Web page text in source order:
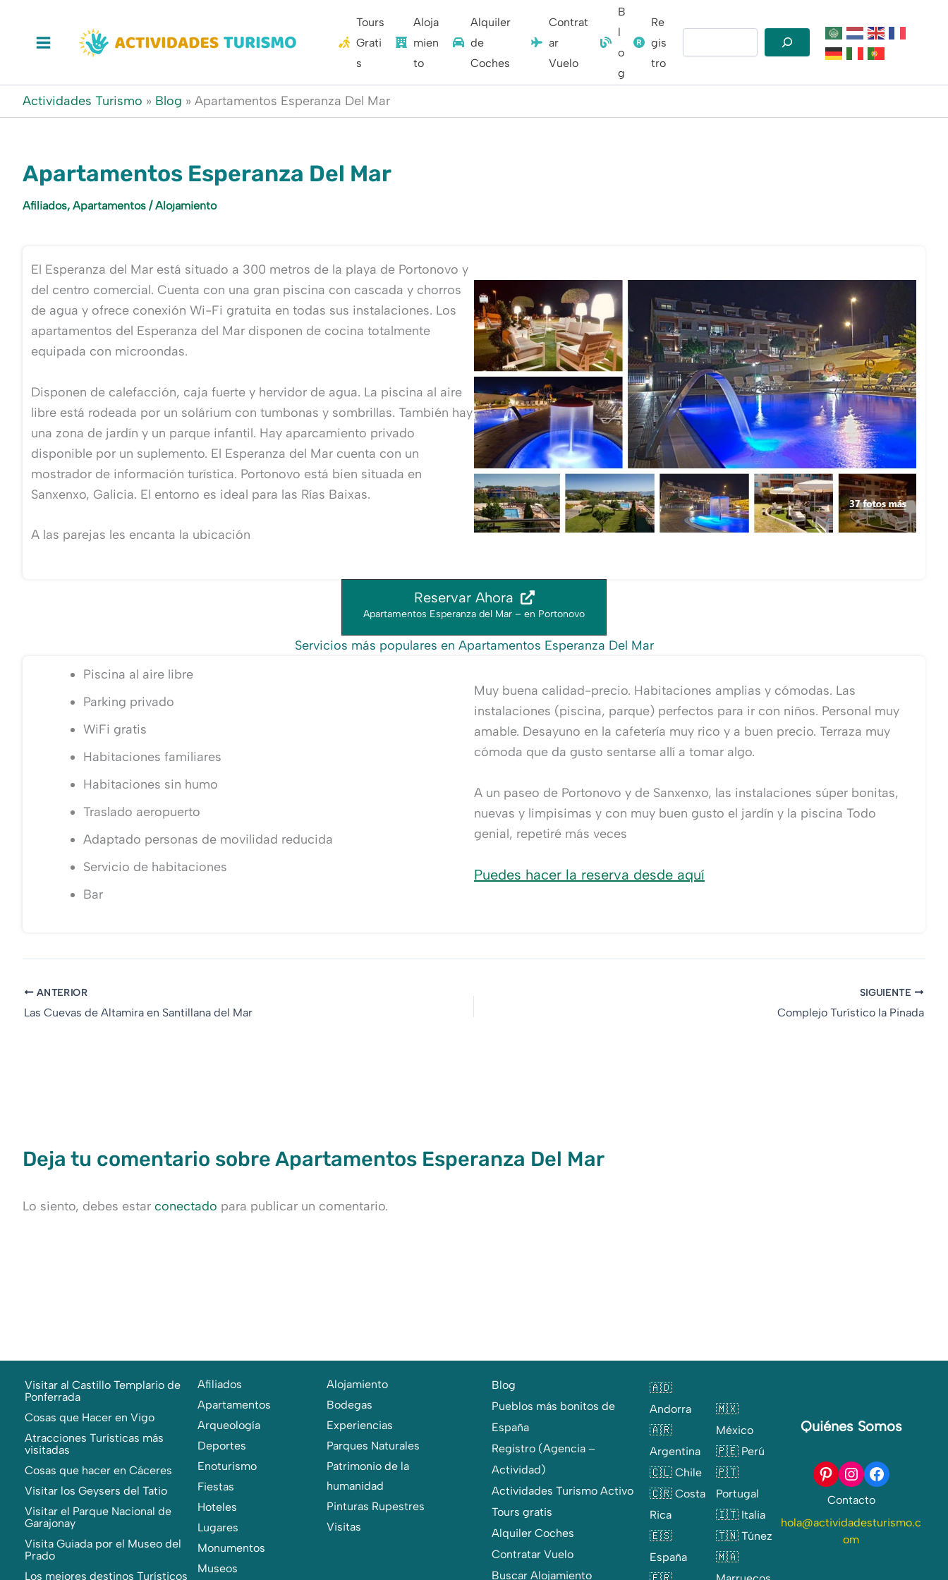
contenido
Tours
Grati
s
Aloja
mien
to
Alquiler
de
Coches
Contrat
ar
Vuelo
B
l
o
g
Re
gis
tro
Buscar
Actividades Turismo » Blog » Apartamentos Esperanza Del Mar
Apartamentos Esperanza Del Mar
Afiliados, Apartamentos /Alojamiento
El Esperanza del Mar está situado a 300 metros de la playa de Portonovo y
del centro comercial. Cuenta con una gran piscina con cascada y chorros
de agua y ofrece conexión Wi-Fi gratuita en todas sus instalaciones. Los
apartamentos del Esperanza del Mar disponen de cocina totalmente
equipada con microondas.
Disponen de calefacción, caja fuerte y hervidor de agua. La piscina al aire
libre está rodeada por un solárium con tumbonas y sombrillas. También hay
una zona de jardín y un parque infantil. Hay aparcamiento privado
disponible por un suplemento. El Esperanza del Mar cuenta con un
mostrador de información turística. Portonovo está bien situada en
Sanxenxo, Galicia. El entorno es ideal para las Rías Baixas.
A las parejas les encanta la ubicación
Reservar Ahora
Apartamentos Esperanza del Mar – en Portonovo
Servicios más populares en Apartamentos Esperanza Del Mar
Piscina al aire libre
Parking privado
WiFi gratis
Habitaciones familiares
Habitaciones sin humo
Traslado aeropuerto
Adaptado personas de movilidad reducida
Servicio de habitaciones
Bar
Muy buena calidad-precio. Habitaciones amplias y cómodas. Las
instalaciones (piscina, parque) perfectos para ir con niños. Personal muy
amable. Desayuno en la cafetería muy rico y a buen precio. Terraza muy
cómoda que da gusto sentarse allí a tomar algo.
A un paseo de Portonovo y de Sanxenxo, las instalaciones súper bonitas,
nuevas y limpisimas y con muy buen gusto el jardín y la piscina Todo
genial, repetiré más veces
Puedes hacer la reserva desde aquí
ANTERIOR
Las Cuevas de Altamira en Santillana del Mar
SIGUIENTE
Complejo Turístico la Pinada
Deja tu comentario sobre Apartamentos Esperanza Del Mar
Lo siento, debes estar conectado para publicar un comentario.
Visitar al Castillo Templario de
Ponferrada
Cosas que Hacer en Vigo
Atracciones Turísticas más
visitadas
Cosas que hacer en Cáceres
Visitar los Geysers del Tatio
Visitar el Parque Nacional de
Garajonay
Visita Guiada por el Museo del
Prado
Los mejores destinos Turísticos
Afiliados
Apartamentos
Arqueología
Deportes
Enoturismo
Fiestas
Hoteles
Lugares
Monumentos
Museos
Alojamiento
Bodegas
Experiencias
Parques Naturales
Patrimonio de la
humanidad
Pinturas Rupestres
Visitas
Blog
Pueblos más bonitos de
España
Registro (Agencia –
Actividad)
Actividades Turismo Activo
Tours gratis
Alquiler Coches
Contratar Vuelo
Buscar Alojamiento
🇦🇩
Andorra
🇦🇷
Argentina
🇨🇱 Chile
🇨🇷 Costa
Rica
🇪🇸
España
🇲🇽
México
🇵🇪 Perú
🇵🇹
Portugal
🇮🇹 Italia
🇹🇳 Túnez
🇲🇦
Quiénes Somos
Pinterest Instagram Facebook
Contacto
hola@actividadesturismo.c
om